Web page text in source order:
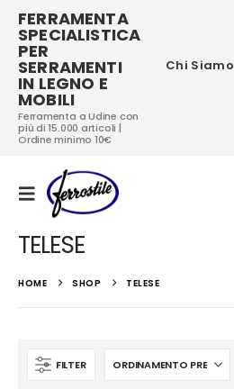
FERRAMENTA
SPECIALISTICA
PER
SERRAMENTI
IN LEGNO E
MOBILI
Ferramenta a Udine con
più di 15.000 articoli |
Ordine minimo 10€
Chi Siamo
TELESE
HOME SHOP TELESE
FILTER